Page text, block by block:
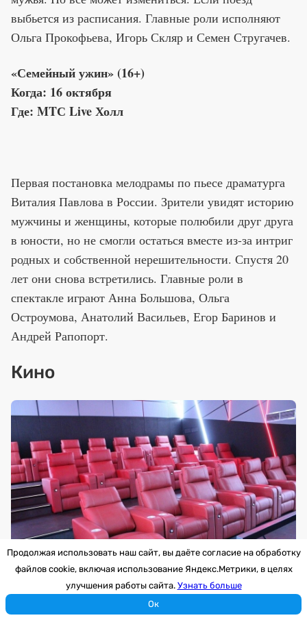
выбьется из расписания. Главные роли исполняют
Ольга Прокофьева, Игорь Скляр и Семен Стругачев.
«Семейный ужин» (16+)
Когда: 16 октября
Где: MTС Live Холл
Первая постановка мелодрамы по пьесе драматурга
Виталия Павлова в России. Зрители увидят историю
мужчины и женщины, которые полюбили друг друга
в юности, но не смогли остаться вместе из-за интриг
родных и собственной нерешительности. Спустя 20
лет они снова встретились. Главные роли в
спектакле играют Анна Большова, Ольга
Остроумова, Анатолий Васильев, Егор Баринов и
Андрей Рапопорт.
Кино
Продолжая использовать наш сайт, вы даёте согласие на обработку
файлов cookie, включая использование Яндекс.Метрики, в целях
улучшения работы сайта. Узнать больше
Ок